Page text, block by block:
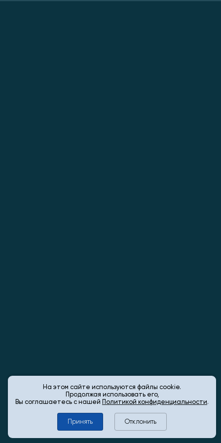
На этом сайте используются файлы cookie.
Продолжая использовать его,
Вы соглашаетесь с нашей Политикой конфиденциальности.
Принять Отклонить